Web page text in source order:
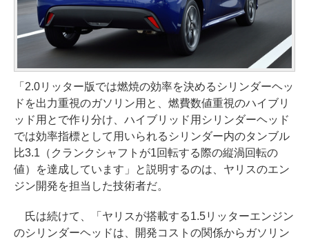
「2.0リッター版では燃焼の効率を決めるシリンダーヘッ
ドを出力重視のガソリン用と、燃費数値重視のハイブリ
ッド用とで作り分け、ハイブリッド用シリンダーヘッド
では効率指標として用いられるシリンダー内のタンブル
比3.1（クランクシャフトが1回転する際の縦渦回転の
値）を達成しています」と説明するのは、ヤリスのエン
ジン開発を担当した技術者だ。
氏は続けて、「ヤリスが搭載する1.5リッターエンジン
のシリンダーヘッドは、開発コストの関係からガソリン